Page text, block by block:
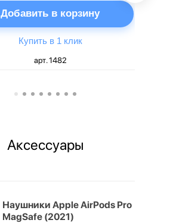
Добавить в корзину
Купить в 1 клик
арт. 1482
Аксессуары
Наушники Apple AirPods Pro
MagSafe (2021)